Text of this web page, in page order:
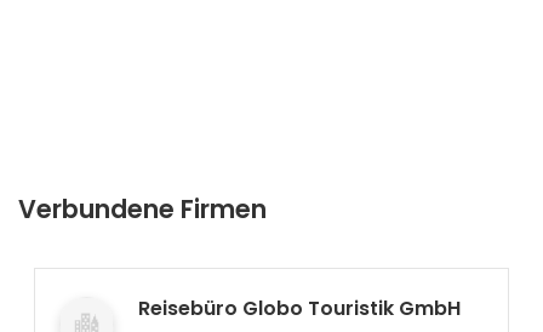
Verbundene Firmen
Reisebüro Globo Touristik GmbH